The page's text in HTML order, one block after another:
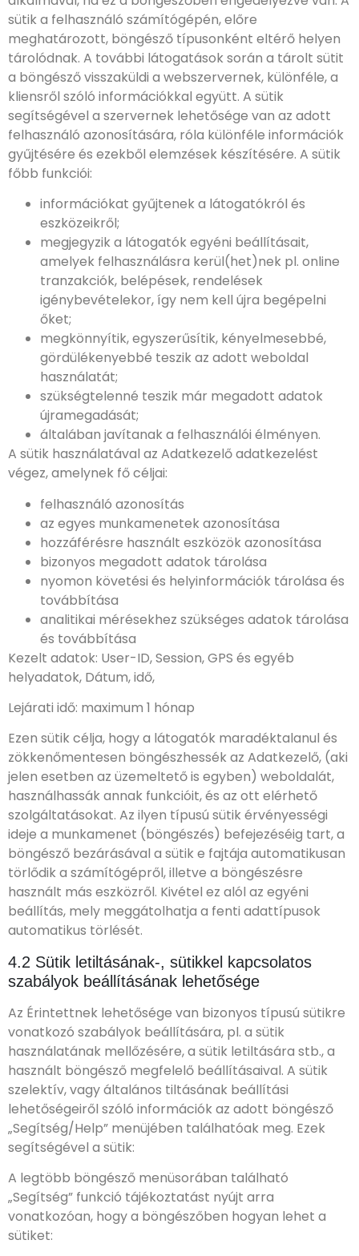
sütik a felhasználó számítógépén, előre
meghatározott, böngésző típusonként eltérő helyen
tárolódnak. A további látogatások során a tárolt sütit
a böngésző visszaküldi a webszervernek, különféle, a
kliensről szóló információkkal együtt. A sütik
segítségével a szervernek lehetősége van az adott
felhasználó azonosítására, róla különféle információk
gyűjtésére és ezekből elemzések készítésére. A sütik
főbb funkciói:
információkat gyűjtenek a látogatókról és
eszközeikről;
megjegyzik a látogatók egyéni beállításait,
amelyek felhasználásra kerül(het)nek pl. online
tranzakciók, belépések, rendelések
igénybevételekor, így nem kell újra begépelni
őket;
megkönnyítik, egyszerűsítik, kényelmesebbé,
gördülékenyebbé teszik az adott weboldal
használatát;
szükségtelenné teszik már megadott adatok
újramegadását;
általában javítanak a felhasználói élményen.
A sütik használatával az Adatkezelő adatkezelést
végez, amelynek fő céljai:
felhasználó azonosítás
az egyes munkamenetek azonosítása
hozzáférésre használt eszközök azonosítása
bizonyos megadott adatok tárolása
nyomon követési és helyinformációk tárolása és
továbbítása
analitikai mérésekhez szükséges adatok tárolása
és továbbítása
Kezelt adatok: User-ID, Session, GPS és egyéb
helyadatok, Dátum, idő,
Lejárati idő: maximum 1 hónap
Ezen sütik célja, hogy a látogatók maradéktalanul és
zökkenőmentesen böngészhessék az Adatkezelő, (aki
jelen esetben az üzemeltető is egyben) weboldalát,
használhassák annak funkcióit, és az ott elérhető
szolgáltatásokat. Az ilyen típusú sütik érvényességi
ideje a munkamenet (böngészés) befejezéséig tart, a
böngésző bezárásával a sütik e fajtája automatikusan
törlődik a számítógépről, illetve a böngészésre
használt más eszközről. Kivétel ez alól az egyéni
beállítás, mely meggátolhatja a fenti adattípusok
automatikus törlését.
4.2 Sütik letiltásának-, sütikkel kapcsolatos
szabályok beállításának lehetősége
Az Érintettnek lehetősége van bizonyos típusú sütikre
vonatkozó szabályok beállítására, pl. a sütik
használatának mellőzésére, a sütik letiltására stb., a
használt böngésző megfelelő beállításaival. A sütik
szelektív, vagy általános tiltásának beállítási
lehetőségeiről szóló információk az adott böngésző
„Segítség/Help” menüjében találhatóak meg. Ezek
segítségével a sütik:
A legtöbb böngésző menüsorában található
„Segítség” funkció tájékoztatást nyújt arra
vonatkozóan, hogy a böngészőben hogyan lehet a
sütiket: